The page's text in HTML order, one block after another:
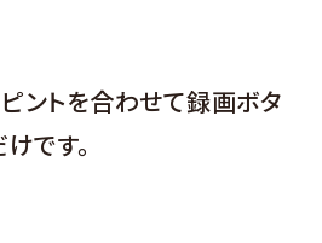
ントを合わせて録画ボタ
です。